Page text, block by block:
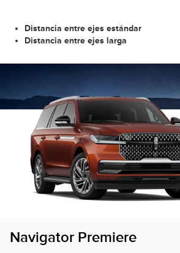
Distancia entre ejes estándar
Distancia entre ejes larga
Navigator Premiere